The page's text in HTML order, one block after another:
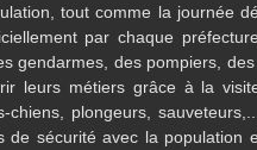
tout comme la journée
par chaque
gendarmes, des pompiers,
leurs métiers grâce à la
chiens, plongeurs,
de sécurité avec la population